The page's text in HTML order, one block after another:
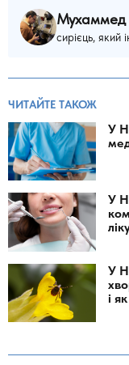
Мухаммед
сирієць, який
ЧИТАЙТЕ ТАКОЖ
У
У
У
і